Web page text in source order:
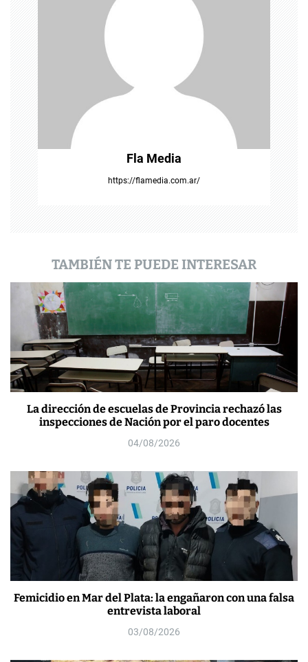
Fla Media
https://flamedia.com.ar/
TAMBIÉN TE PUEDE INTERESAR
La dirección de escuelas de Provincia rechazó las
inspecciones de Nación por el paro docentes
04/08/2026
Femicidio en Mar del Plata: la engañaron con una falsa
entrevista laboral
03/08/2026